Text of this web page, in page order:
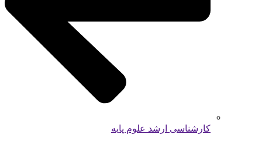
کارشناسی ارشد علوم پایه